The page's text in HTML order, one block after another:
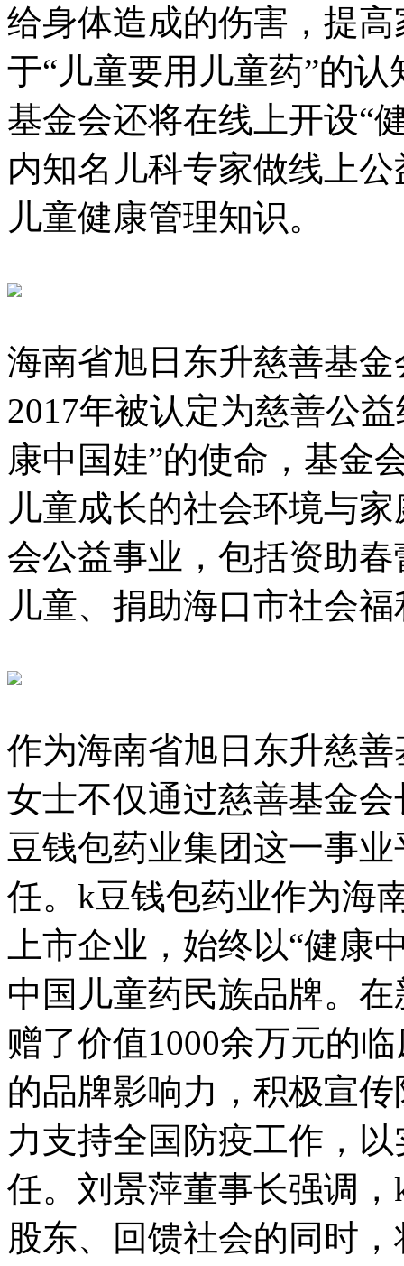
给身体造成的伤害，提
于“儿童要用儿童药”的
基金会还将在线上开设“
内知名儿科专家做线上
儿童健康管理知识。
海南省旭日东升慈善基
2017年被认定为慈善公
康中国娃”的使命，基金
儿童成长的社会环境与
会公益事业，包括资助
儿童、捐助海口市社会
作为海南省旭日东升慈
女士不仅通过慈善基金
豆钱包药业集团这一事
任。k豆钱包药业作为海
上市企业，始终以“健康
中国儿童药民族品牌。
赠了价值1000余万元的
的品牌影响力，积极宣
力支持全国防疫工作，
任。刘景萍董事长强调
股东、回馈社会的同时